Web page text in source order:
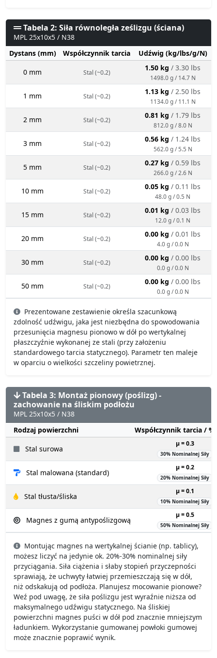
Tabela 2: Siła równoległa ześlizgu (ściana)
MPL 25x10x5 / N38
Dystans (mm)
Współczynnik tarcia Udźwig (kg/lbs/g/N)
0 mm Stal (~0.2)
1.50 kg / 3.30 lbs
1498.0 g / 14.7 N
1 mm Stal (~0.2)
1.13 kg / 2.50 lbs
1134.0 g / 11.1 N
2 mm Stal (~0.2)
0.81 kg / 1.79 lbs
812.0 g / 8.0 N
3 mm Stal (~0.2)
0.56 kg / 1.24 lbs
562.0 g / 5.5 N
5 mm Stal (~0.2)
0.27 kg / 0.59 lbs
266.0 g / 2.6 N
10 mm Stal (~0.2)
0.05 kg / 0.11 lbs
48.0 g / 0.5 N
15 mm Stal (~0.2)
0.01 kg / 0.03 lbs
12.0 g / 0.1 N
20 mm Stal (~0.2)
0.00 kg / 0.01 lbs
4.0 g / 0.0 N
30 mm Stal (~0.2)
0.00 kg / 0.00 lbs
0.0 g / 0.0 N
50 mm Stal (~0.2)
0.00 kg / 0.00 lbs
0.0 g / 0.0 N
Prezentowane zestawienie określa szacunkową
zdolność udźwigu, jaka jest niezbędna do spowodowania
przesunięcia magnesu pionowo w dół po wertykalnej
płaszczyźnie wykonanej ze stali (przy założeniu
standardowego tarcia statycznego). Parametr ten maleje
w oparciu o wielkości szczeliny powietrznej.
Tabela 3: Montaż pionowy (poślizg) -
zachowanie na śliskim podłożu
MPL 25x10x5 / N38
Rodzaj powierzchni
Współczynnik tarcia /
Stal surowa
µ = 0.3
30% Nominalnej Siły
Stal malowana (standard)
µ = 0.2
20% Nominalnej Siły
Stal tłusta/śliska
µ = 0.1
10% Nominalnej Siły
Magnes z gumą antypoślizgową
µ = 0.5
50% Nominalnej Siły
Montując magnes na wertykalnej ścianie (np. tablicy),
możesz liczyć na jedynie ok. 20%-30% nominalnej siły
przyciągania. Siła ciążenia i słaby stopień przyczepności
sprawiają, że uchwyty łatwiej przemieszczają się w dół,
niż odskakują od podłoża. Planujesz mocowanie pionowe?
Weź pod uwagę, że siła poślizgu jest wyraźnie niższa od
maksymalnego udźwigu statycznego. Na śliskiej
powierzchni magnes puści w dół pod znacznie mniejszym
ładunkiem. Wykorzystanie gumowanej powłoki gumowej
może znacznie poprawić wynik.